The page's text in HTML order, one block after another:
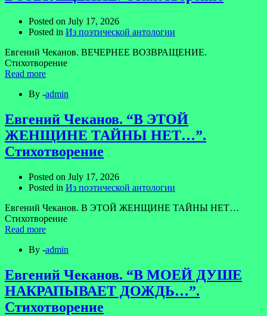
Posted on July 17, 2026
Posted in Из поэтической антологии
Евгений Чеканов. ВЕЧЕРНЕЕ ВОЗВРАЩЕНИЕ.
Стихотворение
Read more
By -admin
Евгений Чеканов. “В ЭТОЙ
ЖЕНЩИНЕ ТАЙНЫ НЕТ…”.
Стихотворение
Posted on July 17, 2026
Posted in Из поэтической антологии
Евгений Чеканов. В ЭТОЙ ЖЕНЩИНЕ ТАЙНЫ НЕТ…
Стихотворение
Read more
By -admin
Евгений Чеканов. “В МОЕЙ ДУШЕ
НАКРАПЫВАЕТ ДОЖДЬ…”.
Стихотворение